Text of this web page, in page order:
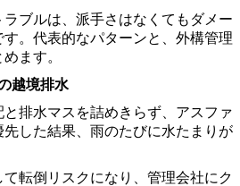
ブルは、派手さはなくてもダメー
。代表的なパターンと、外構管理
ます。
越境排水
排水マスを詰めきらず、アスファ
先した結果、雨のたびに水たまりが
転倒リスクになり、管理会社にク